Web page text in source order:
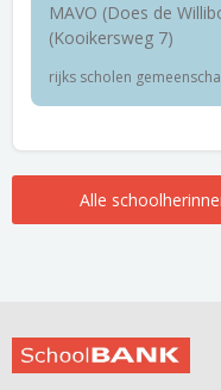
MAVO (Does de
(Kooikersweg 7)
rijks scholen
Alle